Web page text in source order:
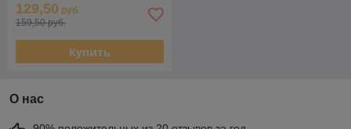
129,50 руб.
159,50 руб.
Купить
О нас